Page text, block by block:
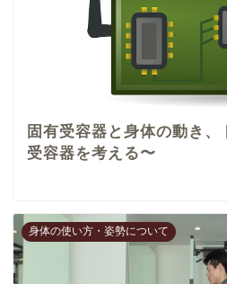
固有受容器と身体の動き
受容器を考える〜
身体の使い方・姿勢について